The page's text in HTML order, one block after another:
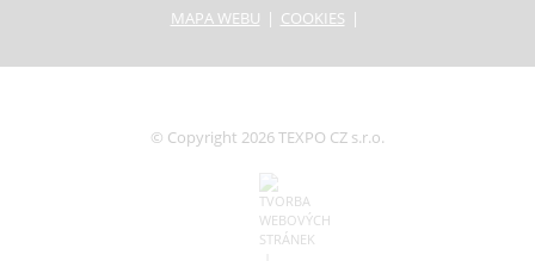
MAPA WEBU
COOKIES
© Copyright 2026 TEXPO CZ s.r.o.